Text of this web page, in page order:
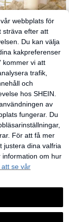
Color Cheesecloth
Burlap duk, lant
Lämplig
shower, bruddusch
Bordslöparna i Ivor
kan också användas
hängande på bord e
sätta en elegant to
Kan använ
s
dessertbord eller go
webbplats för
sträva efter att
Du kan välja
kakpreferenser
kommer vi att
trafik,
och
hos SHEIN.
av
fungerar. Du
För att få mer
justera dina valfria
information om hur
se vår